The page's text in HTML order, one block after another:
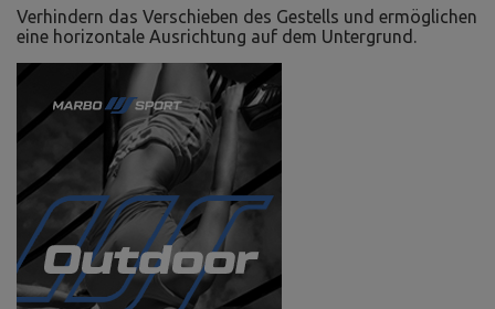
Verhindern das Verschieben des Gestells und ermöglichen
eine horizontale Ausrichtung auf dem Untergrund.